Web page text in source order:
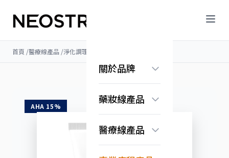
關於品牌
認識果酸科學
常見問答
藥妝線產品
抗老保濕系列
美白淡斑系列
醫療線產品
首頁 /醫療線產品 /淨化調理
AHA 15%